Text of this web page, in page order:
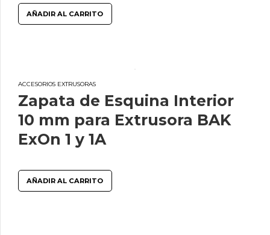
AÑADIR AL CARRITO
ACCESORIOS EXTRUSORAS
Zapata de Esquina Interior
10 mm para Extrusora BAK
ExOn 1 y 1A
AÑADIR AL CARRITO